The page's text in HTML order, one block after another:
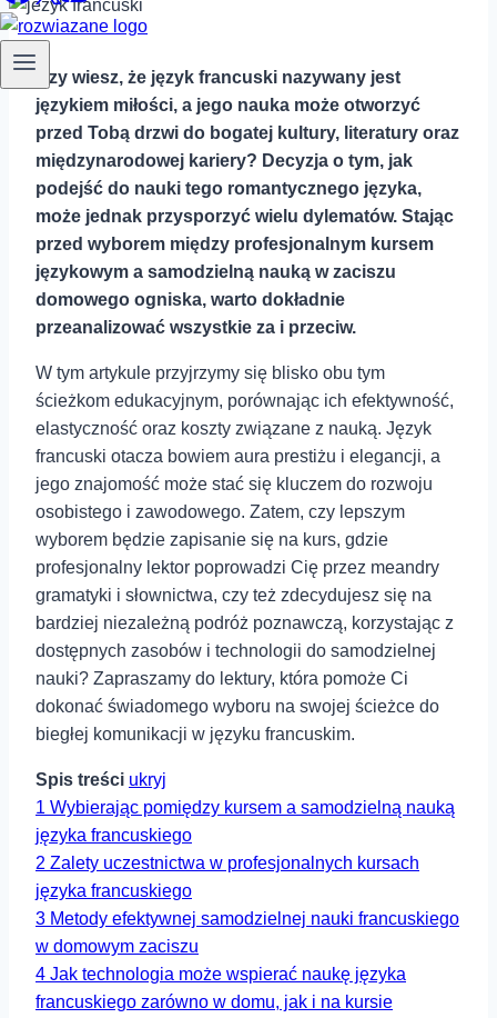
Czy wiesz, że język francuski nazywany ⁢jest
językiem miłości, a⁣ jego nauka może otworzyć
przed Tobą drzwi do bogatej kultury, literatury oraz
międzynarodowej kariery? Decyzja o ⁣tym, jak
podejść do nauki tego romantycznego języka,
może jednak przysporzyć wielu dylematów. Stając
przed wyborem między profesjonalnym kursem
językowym a samodzielną ⁣nauką w zaciszu
domowego ogniska, warto ‍dokładnie
przeanalizować wszystkie za i przeciw.
W tym artykule przyjrzymy się blisko obu ⁣tym
ścieżkom edukacyjnym, porównając ich ⁢efektywność,
elastyczność oraz⁢ koszty związane z nauką. ⁣Język
francuski otacza bowiem ⁣aura prestiżu i elegancji, a
jego znajomość może stać się kluczem do rozwoju
osobistego⁤ i zawodowego. Zatem, czy lepszym
wyborem będzie zapisanie się na kurs, gdzie
profesjonalny lektor poprowadzi Cię przez meandry
gramatyki ⁣i słownictwa, czy też zdecydujesz się na
bardziej niezależną‍ podróż poznawczą, korzystając z
dostępnych zasobów i ⁣technologii do samodzielnej⁤
nauki? Zapraszamy do lektury, która pomoże Ci
dokonać świadomego wyboru na swojej ⁣ścieżce do
biegłej komunikacji w języku francuskim.
Spis treści ukryj
1 Wybierając pomiędzy kursem a samodzielną ⁢nauką
języka francuskiego
2 Zalety uczestnictwa w profesjonalnych kursach
języka francuskiego
3 Metody efektywnej samodzielnej nauki francuskiego
w domowym zaciszu
4 Jak technologia⁣ może wspierać naukę języka
francuskiego zarówno w domu, jak i na kursie